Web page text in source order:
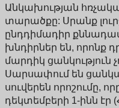
Անկախության
տարածքը: Սրանք
ընդդիմադիր
խնդիրներ են, որոնք
մարդիկ ցանկություն
Սարսափում են
սուվերեն որոշումը,
դեկտեմբերի 1-ինն